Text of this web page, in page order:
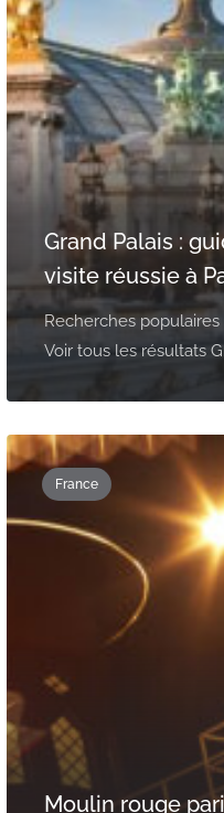
Grand Palais :
visite réussie à
Recherches
Voir tous les résultats
France
Moulin rouge